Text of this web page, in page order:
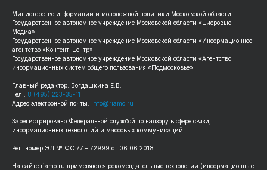
Министерство информации и молодежной политики Московской области
Государственное автономное учреждение Московской области «Цифровые
Медиа»
Государственное автономное учреждение Московской области «Информационное
агентство «Контент-Центр»
Государственное автономное учреждение Московской области «Агентство
информационных систем общего пользования «Подмосковье»
Главный редактор: Богдашкина Е.В.
Тел.: 8 (495) 223-35-11
Адрес электронной почты: info@riamo.ru
Зарегистрировано Федеральной службой по надзору в сфере связи,
информационных технологий и массовых коммуникаций
Рег. номер ЭЛ № ФС 77 – 72999 от 06.06.2018
На сайте riamo.ru применяются рекомендательные технологии (информационные